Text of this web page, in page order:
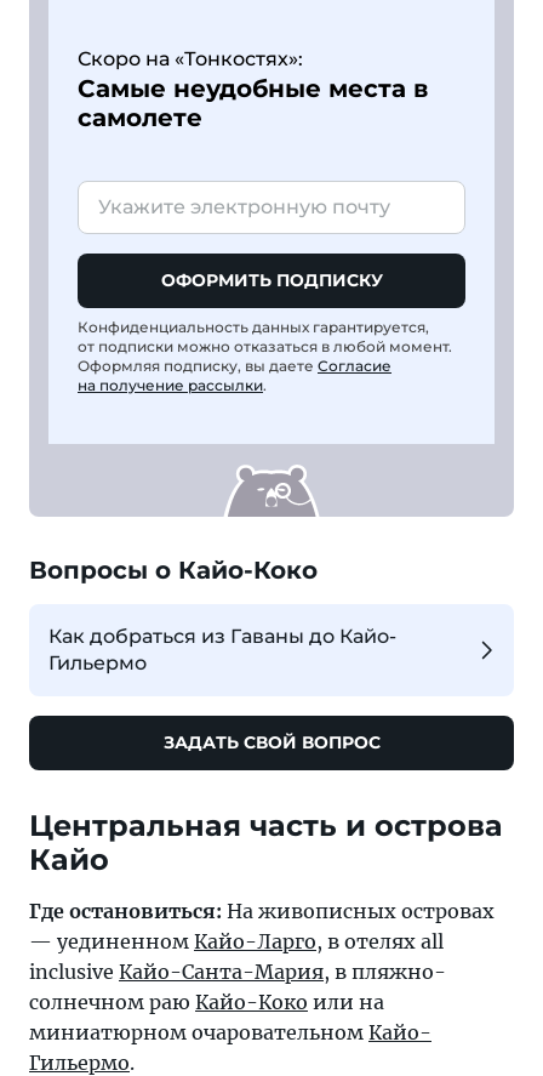
Скоро на «Тонкостях»:
Самые неудобные места в
самолете
ОФОРМИТЬ ПОДПИСКУ
Конфиденциальность данных гарантируется,
от подписки можно отказаться в любой момент.
Оформляя подписку, вы даете Согласие
на получение рассылки.
Вопросы о Кайо-Коко
Как добраться из Гаваны до Кайо-
Гильермо
ЗАДАТЬ СВОЙ ВОПРОС
Центральная часть и острова
Кайо
Где остановиться: На живописных островах
— уединенном Кайо-Ларго, в отелях all
inclusive Кайо-Санта-Мария, в пляжно-
солнечном раю Кайо-Коко или на
миниатюрном очаровательном Кайо-
Гильермо.